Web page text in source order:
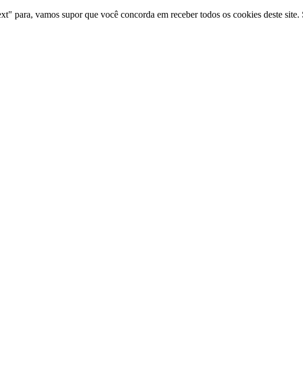
para, vamos supor que você concorda em receber todos os cookies deste site.